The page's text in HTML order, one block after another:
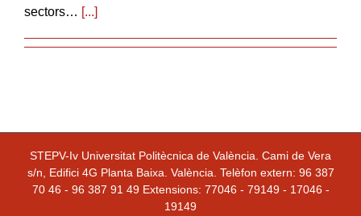
sectors… [...]
STEPV-Iv Universitat Politècnica de València. Cami de Vera
s/n, Edifici 4G Planta Baixa. València. Telèfon extern: 96 387
70 46 - 96 387 91 49 Extensions: 77046 - 79149 - 17046 -
19149